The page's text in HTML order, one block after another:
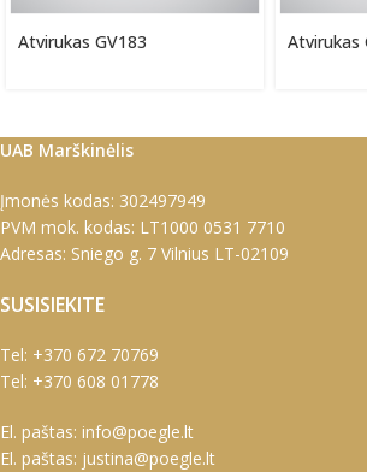
Atvirukas GV183 Atvirukas
UAB Marškinėlis
Įmonės kodas: 302497949
PVM mok. kodas: LT1000 0531 7710
Adresas: Sniego g. 7 Vilnius LT-02109
SUSISIEKITE
Tel: +370 672 70769
Tel: +370 608 01778
El. paštas: info@poegle.lt
El. paštas: justina@poegle.lt